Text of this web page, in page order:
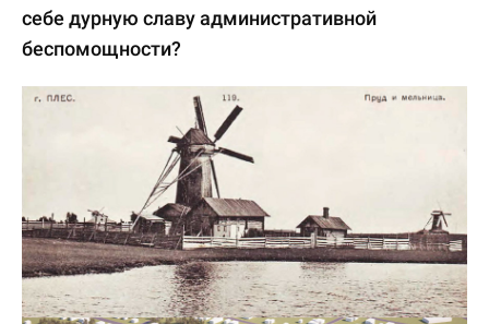
себе дурную славу административной
беспомощности?